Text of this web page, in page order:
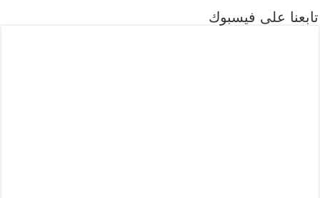
تابعنا على فيسبوك